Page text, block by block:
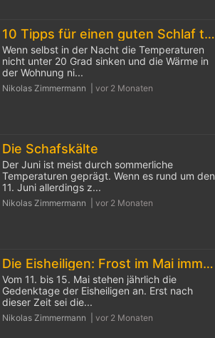
10 Tipps für einen guten Schlaf trotz Hitze
Nikolas Zimmermann | vor 2 Monaten
Wenn selbst in der Nacht die Temperaturen
nicht unter 20 Grad sinken und die Wärme in
der Wohnung ni...
Die Schafskälte
Nikolas Zimmermann | vor 2 Monaten
Der Juni ist meist durch sommerliche
Temperaturen geprägt. Wenn es rund um den
11. Juni allerdings z...
Die Eisheiligen: Frost im Mai immer seltener
Nikolas Zimmermann | vor 2 Monaten
Vom 11. bis 15. Mai stehen jährlich die
Gedenktage der Eisheiligen an. Erst nach
dieser Zeit sei die...